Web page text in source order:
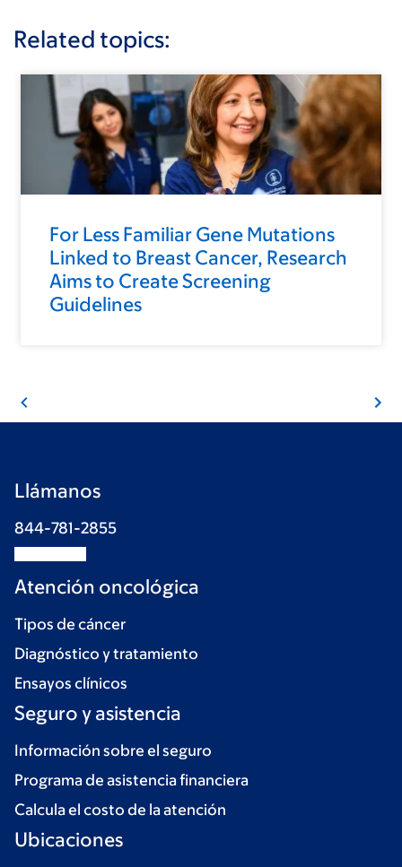
Related topics:
For Less Familiar Gene Mutations
Linked to Breast Cancer, Research
Aims to Create Screening
Guidelines
Llámanos
844-781-2855
Atención oncológica
Tipos de cáncer
Diagnóstico y tratamiento
Ensayos clínicos
Seguro y asistencia
Información sobre el seguro
Programa de asistencia financiera
Calcula el costo de la atención
Ubicaciones